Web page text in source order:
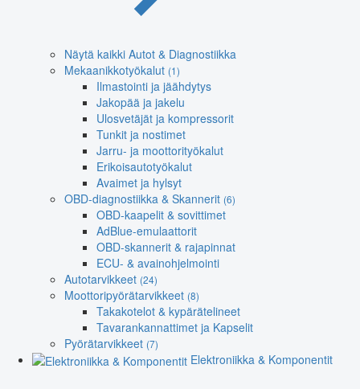
Näytä kaikki Autot & Diagnostiikka
Mekaanikkotyökalut (1)
Ilmastointi ja jäähdytys
Jakopää ja jakelu
Ulosvetäjät ja kompressorit
Tunkit ja nostimet
Jarru- ja moottorityökalut
Erikoisautotyökalut
Avaimet ja hylsyt
OBD-diagnostiikka & Skannerit (6)
OBD-kaapelit & sovittimet
AdBlue-emulaattorit
OBD-skannerit & rajapinnat
ECU- & avainohjelmointi
Autotarvikkeet (24)
Moottoripyörätarvikkeet (8)
Takakotelot & kypärätelineet
Tavarankannattimet ja Kapselit
Pyörätarvikkeet (7)
Elektroniikka & Komponentit